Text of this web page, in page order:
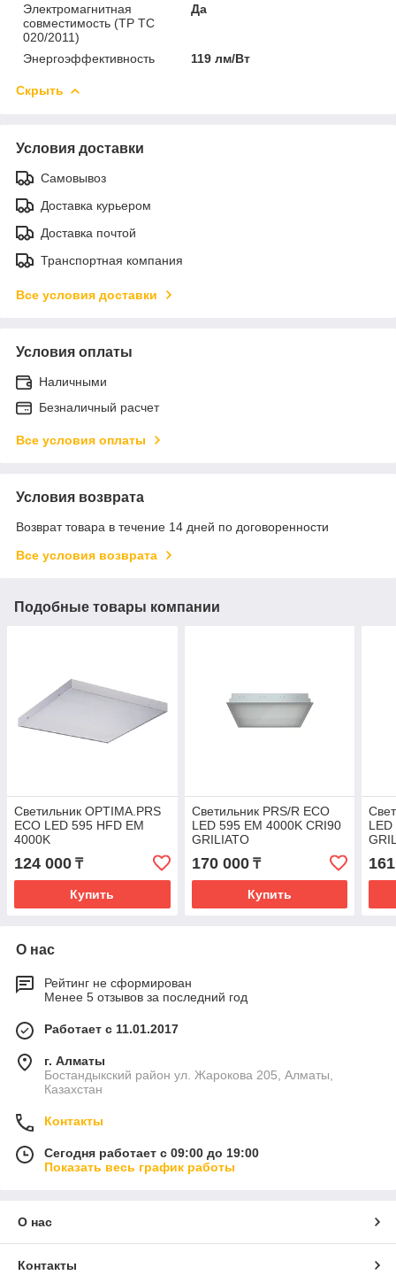
Электромагнитная
совместимость (ТР ТС
020/2011)
Да
Энергоэффективность 119 лм/Вт
Скрыть
Условия доставки
Самовывоз
Доставка курьером
Доставка почтой
Транспортная компания
Все условия доставки
Условия оплаты
Наличными
Безналичный расчет
Все условия оплаты
Условия возврата
Возврат товара в течение 14 дней по договоренности
Все условия возврата
Подобные товары компании
Светильник OPTIMA.PRS
ECO LED 595 HFD EM
4000K
124 000 ₸
Купить
Светильник PRS/R ECO
LED 595 EM 4000K CRI90
GRILIATO
170 000₸
Купить
О нас
Рейтинг не сформирован
Менее 5 отзывов за последний год
Работает с 11.01.2017
г. Алматы
Бостандыкский район ул. Жарокова 205, Алматы,
Казахстан
Контакты
Сегодня работает с 09:00 до 19:00
Показать весь график работы
О нас
Контакты